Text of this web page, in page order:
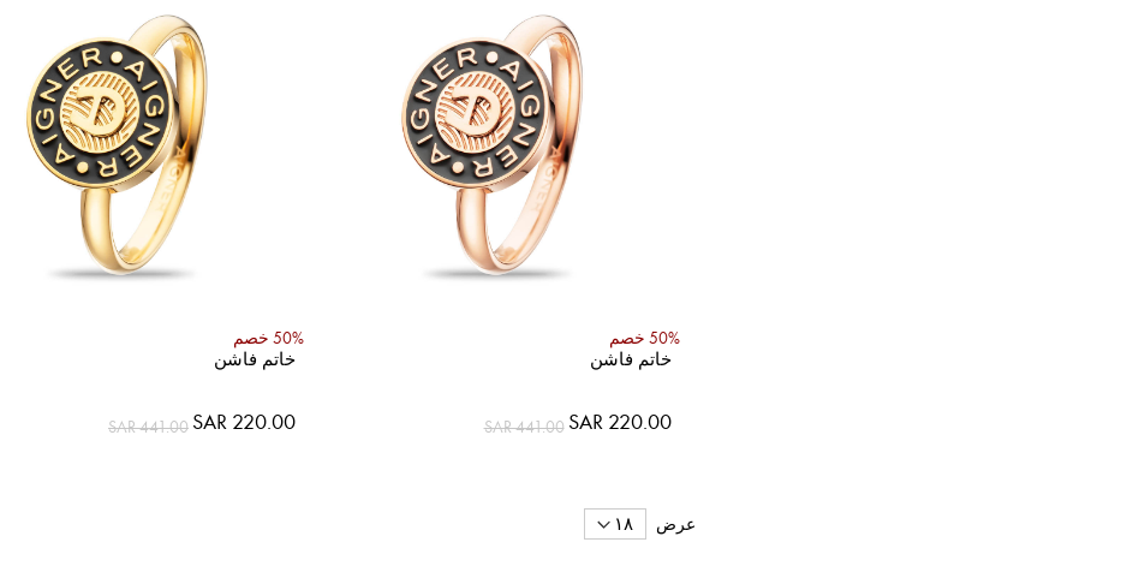
50% خصم
خاتم فاشن
SAR 220.00
SAR 441.00
50% خصم
خاتم فاشن
SAR 220.00
SAR 441.00
عرض